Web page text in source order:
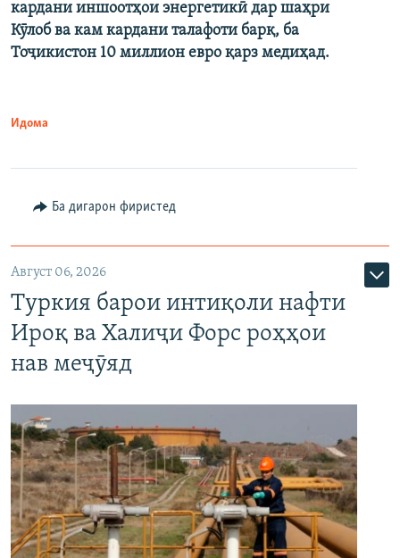
кардани иншоотҳои энергетикӣ дар шаҳри
Кӯлоб ва кам кардани талафоти барқ, ба
Тоҷикистон 10 миллион евро қарз медиҳад.
Идома
Ба дигарон фиристед
Август 06, 2026
Туркия барои интиқоли нафти
Ироқ ва Халиҷи Форс роҳҳои
нав меҷӯяд